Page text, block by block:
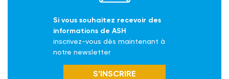
Si vous souhaitez recevoir des
informations de ASH
inscrivez-vous dès maintenant à
notre newsletter
S’INSCRIRE